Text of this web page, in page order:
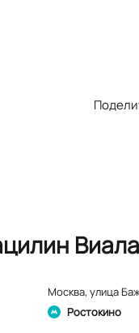
Москва, улица
Ростокино